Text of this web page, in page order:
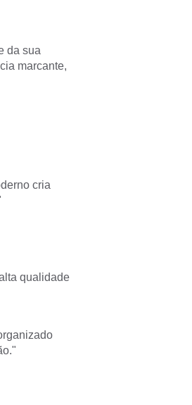
da sua
marcante,
cria
qualidade